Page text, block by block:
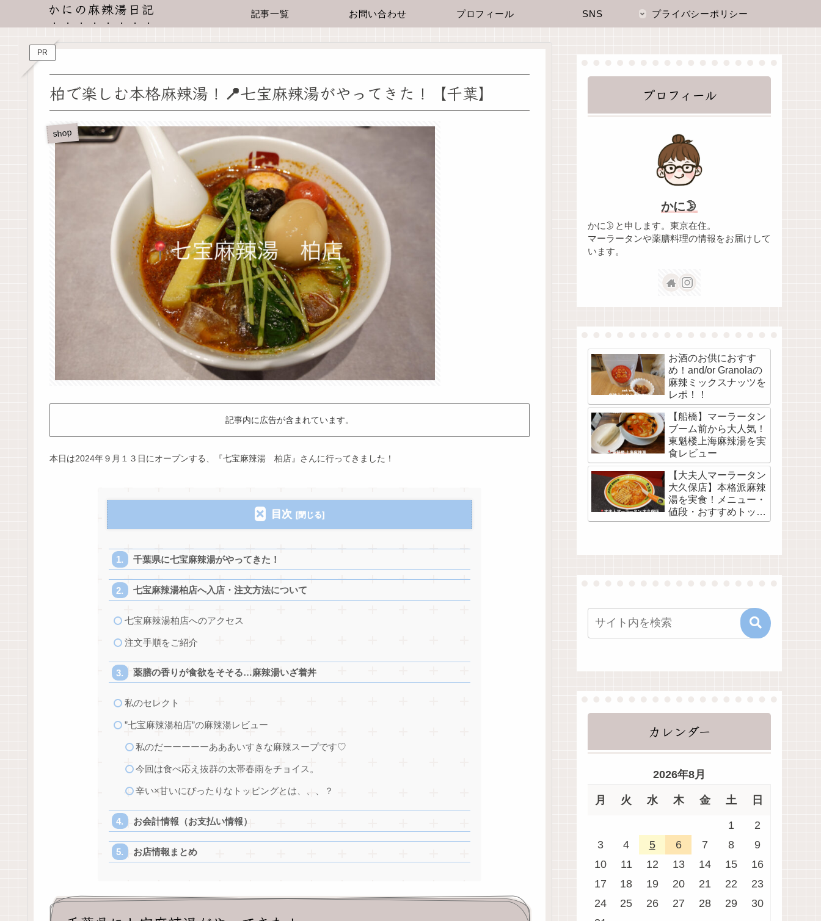
かにの麻辣湯日記 記事一覧 お問い合わせ プロフィール SNS プライバシーポリシー
PR
柏で楽しむ本格麻辣湯！📍七宝麻辣湯がやってきた！【千葉】
shop
記事内に広告が含まれています。
本日は2024年９月１３日にオープンする、『七宝麻辣湯 柏店』さんに行ってきました！
目次
千葉県に七宝麻辣湯がやってきた！
七宝麻辣湯柏店へ入店・注文方法について
七宝麻辣湯柏店へのアクセス
注文手順をご紹介
薬膳の香りが食欲をそそる…麻辣湯いざ着丼
私のセレクト
”七宝麻辣湯柏店”の麻辣湯レビュー
私のだーーーーーあああいすきな麻辣スープです♡
今回は食べ応え抜群の太帯春雨をチョイス。
辛い×甘いにぴったりなトッピングとは、、、？
お会計情報（お支払い情報）
お店情報まとめ
プロフィール
かに🌛
かに🌛と申します。東京在住。
マーラータンや薬膳料理の情報をお届けして
います。
お酒のお供におすす
め！and/or Granolaの
麻辣ミックスナッツを
レポ！！
【船橋】マーラータン
ブーム前から大人気！
東魁楼上海麻辣湯を実
食レビュー
【大夫人マーラータン
大久保店】本格派麻辣
湯を実食！メニュー・
値段・おすすめトッピ
ング解説
カレンダー
2026年8月
月 火 水 木 金 土 日
1
2
3
4 5 6 7 8
9
10
11 12 13 14 15
16
17
18 19 20 21 22
23
24
25 26 27 28 29
30